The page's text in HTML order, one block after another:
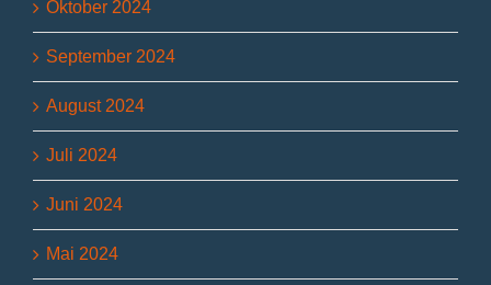
Oktober 2024
September 2024
August 2024
Juli 2024
Juni 2024
Mai 2024